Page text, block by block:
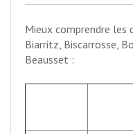
Mieux comprendre les
Biarritz, Biscarrosse,
Beausset :